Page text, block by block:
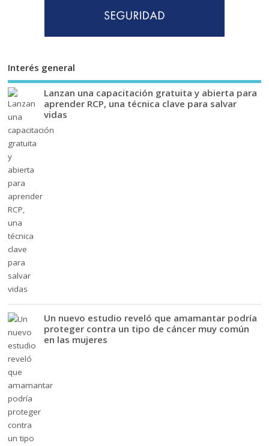
Interés general
Lanzan una capacitación gratuita y abierta para
aprender RCP, una técnica clave para salvar
vidas
Un nuevo estudio reveló que amamantar podría
proteger contra un tipo de cáncer muy común
en las mujeres